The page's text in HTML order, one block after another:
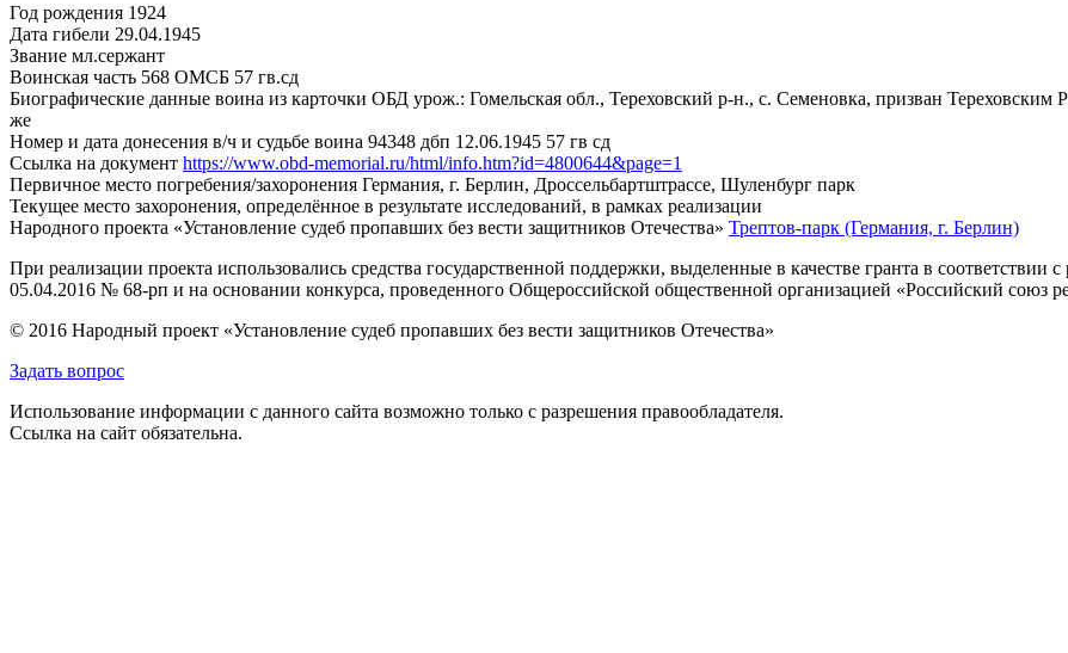
Год рождения 1924
Дата гибели 29.04.1945
Звание мл.сержант
Воинская часть 568 ОМСБ 57 гв.сд
Биографические данные воина из карточки ОБД урож.: Гомельская обл., Тереховский р-н., с. Семеновка, призван
же
Номер и дата донесения в/ч и судьбе воина 94348 дбп 12.06.1945 57 гв сд
Ссылка на документ https://www.obd-memorial.ru/html/info.htm?id=4800644&page=1
Первичное место погребения/захоронения Германия, г. Берлин, Дроссельбартштрассе, Шуленбург парк
Текущее место захоронения, определённое в результате исследований, в рамках реализации
Народного проекта «Установление судеб пропавших без вести защитников Отечества» Трептов-парк (Германия, г. Берлин)
При реализации проекта использовались средства государственной поддержки, выделенные в качестве гранта в
05.04.2016 № 68-рп и на основании конкурса, проведенного Общероссийской общественной организацией «Российский союз
© 2016 Народный проект «Установление судеб пропавших без вести защитников Отечества»
Задать вопрос
Использование информации с данного сайта возможно только с разрешения правообладателя.
Ссылка на сайт обязательна.